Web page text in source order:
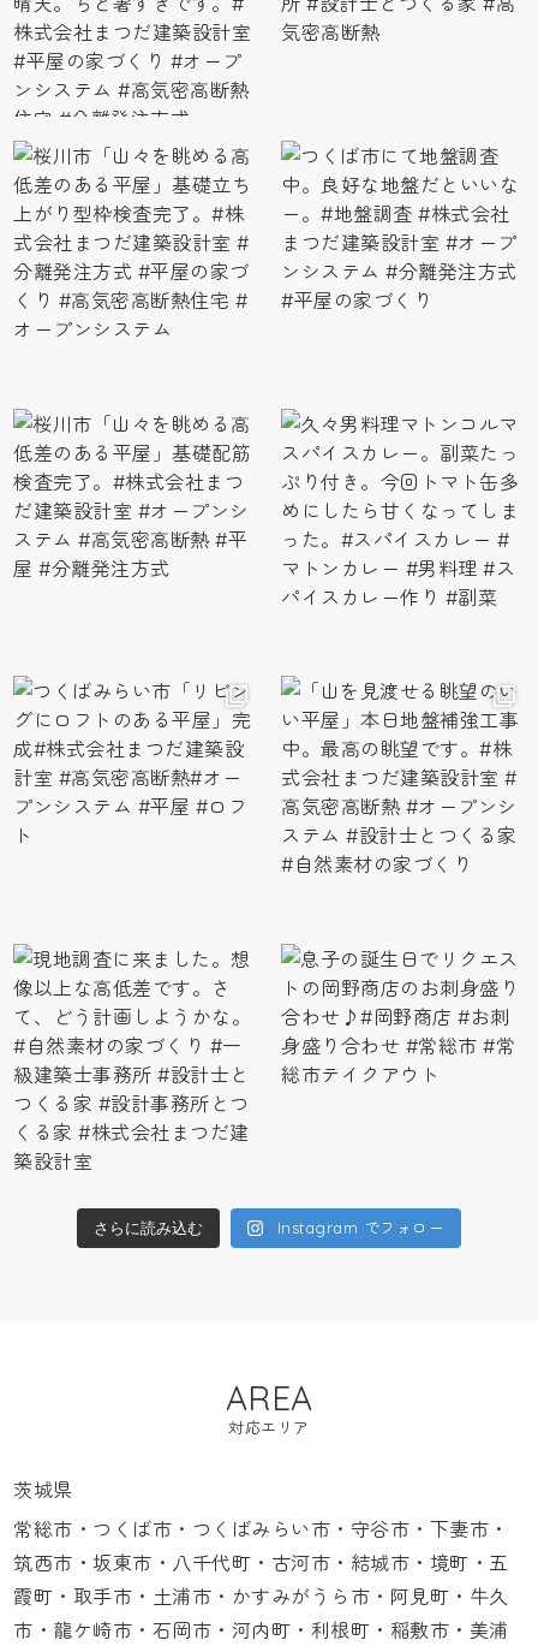
さらに読み込む Instagram でフォロー
AREA
対応エリア
茨城県
常総市・つくば市・つくばみらい市・守谷市・下妻市・
筑西市・坂東市・八千代町・古河市・結城市・境町・五
霞町・取手市・土浦市・かすみがうら市・阿見町・牛久
市・龍ケ崎市・石岡市・河内町・利根町・稲敷市・美浦